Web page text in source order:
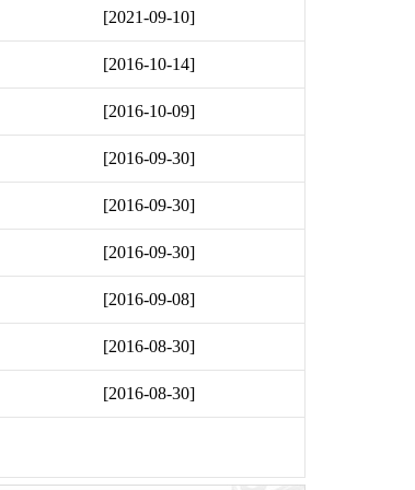
[2021-09-10]
[2016-10-14]
[2016-10-09]
[2016-09-30]
[2016-09-30]
[2016-09-30]
[2016-09-08]
[2016-08-30]
[2016-08-30]